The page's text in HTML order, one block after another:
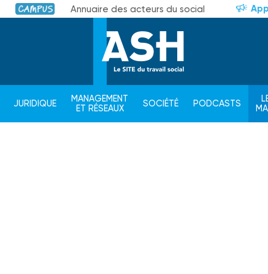
Campus Annuaire des acteurs du social
JURIDIQUE
MANAGEMENT
ET RÉSEAUX
SOCIÉTÉ PODCASTS